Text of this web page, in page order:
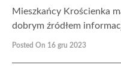
Mieszkańcy Krościenka
dobrym źródłem
Posted On 16 gru 2023